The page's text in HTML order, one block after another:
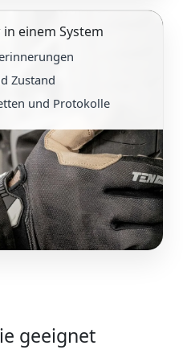
einem System
Zustand
und Protokolle
geeignet